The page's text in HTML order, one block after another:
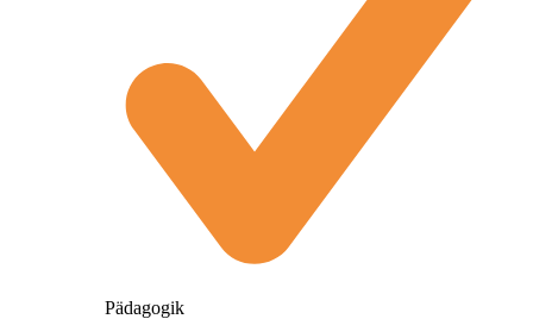
Pädagogik